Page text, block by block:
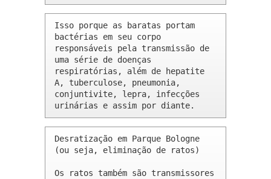
Isso porque as baratas portam
bactérias em seu corpo
responsáveis pela transmissão de
uma série de doenças
respiratórias, além de hepatite
A, tuberculose, pneumonia,
conjuntivite, lepra, infecções
urinárias e assim por diante.
Desratização em Parque Bologne
(ou seja, eliminação de ratos)
Os ratos também são transmissores